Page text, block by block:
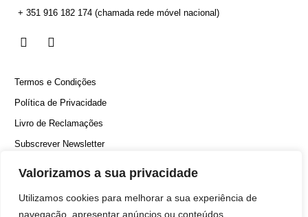
Valorizamos a sua privacidade
Utilizamos cookies para melhorar a sua experiência de
navegação, apresentar anúncios ou conteúdos
+ 351 916 182 174 (chamada rede móvel nacional)
Termos e Condições
Política de Privacidade
Livro de Reclamações
Subscrever Newsletter